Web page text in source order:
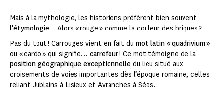
Mais à la mythologie, les historiens préfèrent bien souvent
l'étymologie... Alors « rouge » comme la couleur des briques ?
Pas du tout ! Carrouges vient en fait du mot latin « quadrivium »
ou « cardo » qui signifie… carrefour! Ce mot témoigne de la
position géographique exceptionnelle du lieu situé aux
croisements de voies importantes dès l’époque romaine, celles
reliant Jublains à Lisieux et Avranches à Sées.